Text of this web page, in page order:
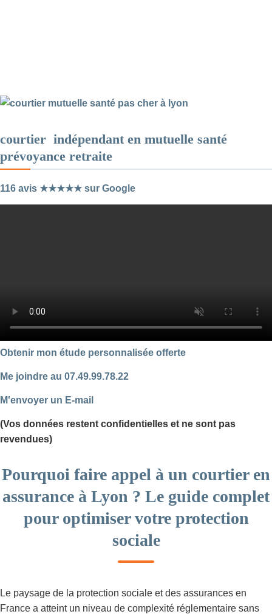
courtier indépendant en mutuelle santé
prévoyance retraite
116 avis ★★★★★ sur Google
Obtenir mon étude personnalisée offerte
Me joindre au 07.49.99.78.22
M'envoyer un E-mail
(Vos données restent confidentielles et ne sont pas
revendues)
Pourquoi faire appel à un courtier en
assurance à Lyon ? Le guide complet
pour optimiser votre protection
sociale
Le paysage de la protection sociale et des assurances en
France a atteint un niveau de complexité réglementaire sans